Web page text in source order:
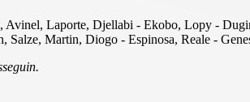
Avinel, Laporte, Djellabi - Ekobo, Lopy -
Salze, Martin, Diogo - Espinosa, Reale -